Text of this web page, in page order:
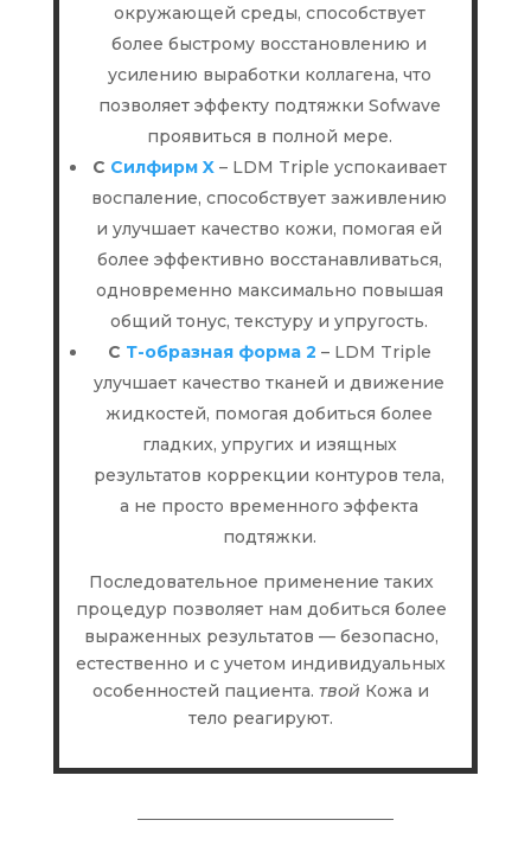
окружающей среды, способствует
более быстрому восстановлению и
усилению выработки коллагена, что
позволяет эффекту подтяжки Sofwave
проявиться в полной мере.
С Силфирм X– LDM Triple успокаивает
воспаление, способствует заживлению
и улучшает качество кожи, помогая ей
более эффективно восстанавливаться,
одновременно максимально повышая
общий тонус, текстуру и упругость.
С Т-образная форма 2 – LDM Triple
улучшает качество тканей и движение
жидкостей, помогая добиться более
гладких, упругих и изящных
результатов коррекции контуров тела,
а не просто временного эффекта
подтяжки.
Последовательное применение таких
процедур позволяет нам добиться более
выраженных результатов — безопасно,
естественно и с учетом индивидуальных
особенностей пациента.твой Кожа и
тело реагируют.